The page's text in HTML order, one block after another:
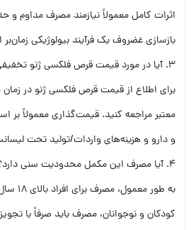
بازسازی غضروف یک فرآیند بیولوژیکی
3. آیا در مورد
قیمت قرص فلکسی ژنو
برای اطلاع ازقیمت قرص فلکسی ژنو در
معتبر مراجعه کنید. قیمت‌گذاری معمولاً
و دارو و هزینه‌های واردات/تولید تحت
4. آیا مصرف این مکمل محدودیت سنی دارد؟
به طور
کودکان و نوجوانان، مصرف باید صرفاً با